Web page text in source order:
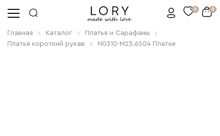
0 0
Главная Каталог
Платья и Сарафаны
Платья короткий рукав
N0310-M23.6S04 Платье